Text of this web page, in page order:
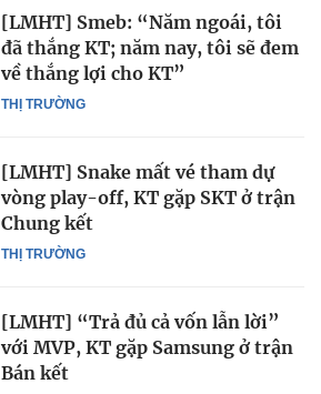
THỊ TRƯỜNG
[LMHT] Smeb: “Năm ngoái, tôi
đã thắng KT; năm nay, tôi sẽ đem
về thắng lợi cho KT”
THỊ TRƯỜNG
[LMHT] Snake mất vé tham dự
vòng play-off, KT gặp SKT ở trận
Chung kết
[LMHT] “Trả đủ cả vốn lẫn lời”
với MVP, KT gặp Samsung ở trận
Bán kết